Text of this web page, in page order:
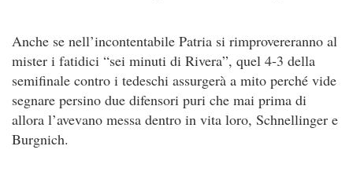
Anche se nell’incontentabile Patria si rimprovereranno al
mister i fatidici “sei minuti di Rivera”, quel 4-3 della
semifinale contro i tedeschi assurgerà a mito perché vide
segnare persino due difensori puri che mai prima di
allora l’avevano messa dentro in vita loro, Schnellinger e
Burgnich.